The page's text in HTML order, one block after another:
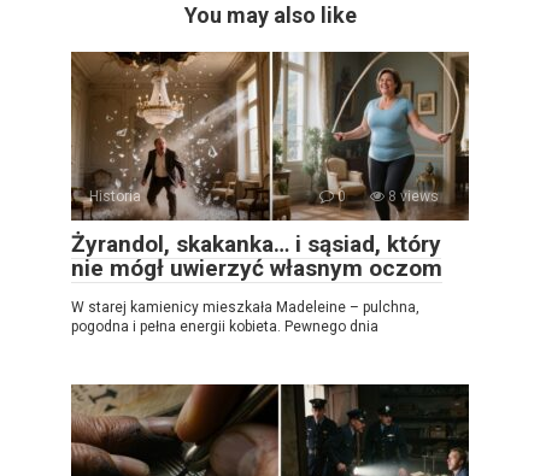
You may also like
Historia 0 8 views
Żyrandol, skakanka… i sąsiad, który
nie mógł uwierzyć własnym oczom
W starej kamienicy mieszkała Madeleine – pulchna,
pogodna i pełna energii kobieta. Pewnego dnia